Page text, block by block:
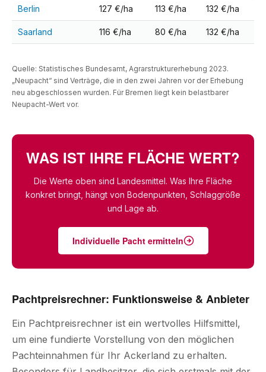
Berlin 127 €/ha 113 €/ha 132 €/ha
Saarland 116 €/ha 80 €/ha 132 €/ha
Quelle: Statistisches Bundesamt, Agrarstrukturerhebung 2023.
„Neupacht“ sind Verträge, die in den zwei Jahren vor der Erhebung
neu abgeschlossen wurden. Für Bremen liegt kein belastbarer
Neupacht-Wert vor.
WAS IST IHRE FLÄCHE WERT?
Die Werte oben sind Landesmittel. Was Ihre Fläche
konkret bringt, hängt von Bodenpunkten, Schlaggröße
und Lage ab.
Individuelle Pacht ermitteln
Pachtpreisrechner: Funktionsweise & Anbieter
Ein Pachtpreisrechner ist ein wertvolles Hilfsmittel,
um eine fundierte Vorstellung von den möglichen
Pachteinnahmen für Ihr Ackerland zu erhalten.